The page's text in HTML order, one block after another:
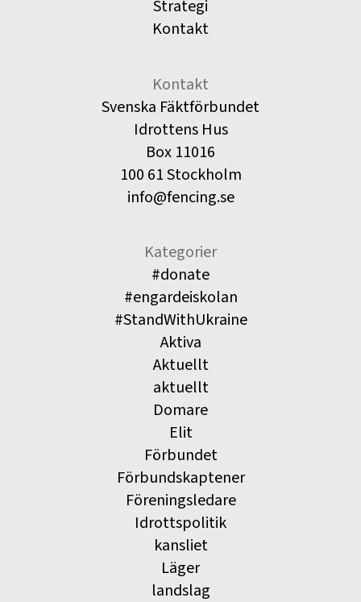
Strategi
Kontakt
Kontakt
Svenska Fäktförbundet
Idrottens Hus
Box 11016
100 61 Stockholm
info@fencing.se
Kategorier
#donate
#engardeiskolan
#StandWithUkraine
Aktiva
Aktuellt
aktuellt
Domare
Elit
Förbundet
Förbundskaptener
Föreningsledare
Idrottspolitik
kansliet
Läger
landslag